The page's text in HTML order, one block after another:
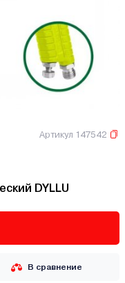
Артикул 147542
DYLLU
В сравнение